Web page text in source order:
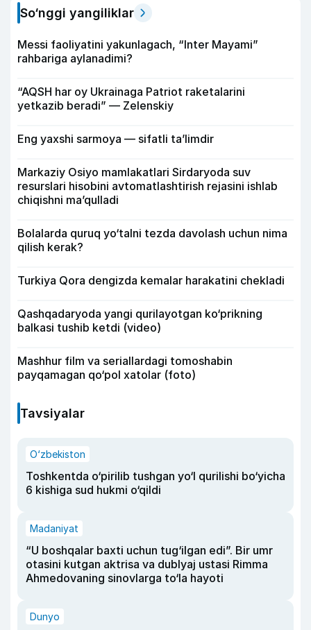
So‘nggi yangiliklar
Messi faoliyatini yakunlagach, “Inter Mayami”
rahbariga aylanadimi?
“AQSH har oy Ukrainaga Patriot raketalarini
yetkazib beradi” — Zelenskiy
Eng yaxshi sarmoya — sifatli ta’limdir
Markaziy Osiyo mamlakatlari Sirdaryoda suv
resurslari hisobini avtomatlashtirish rejasini ishlab
chiqishni ma’qulladi
Bolalarda quruq yo‘talni tezda davolash uchun nima
qilish kerak?
Turkiya Qora dengizda kemalar harakatini chekladi
Qashqadaryoda yangi qurilayotgan ko‘prikning
balkasi tushib ketdi (video)
Mashhur film va seriallardagi tomoshabin
payqamagan qo‘pol xatolar (foto)
Tavsiyalar
O‘zbekiston
Toshkentda o‘pirilib tushgan yo‘l qurilishi bo‘yicha
6 kishiga sud hukmi o‘qildi
Madaniyat
“U boshqalar baxti uchun tug‘ilgan edi”. Bir umr
otasini kutgan aktrisa va dublyaj ustasi Rimma
Ahmedovaning sinovlarga to‘la hayoti
Dunyo